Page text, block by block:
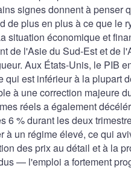
signes donnent à penser
de plus en plus à ce que le
situation économique et
de l'Asie du Sud-Est et de
Aux États-Unis, le PIB
est inférieur à la plupart
à une correction majeure
réels a également
6 % durant les deux
un régime élevé, ce qui
des prix au détail et à la
— l'emploi a fortement